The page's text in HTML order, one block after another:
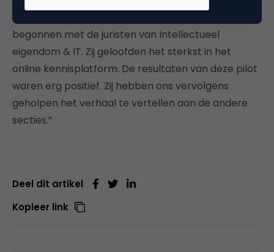
waarde van het online kennisplatform. “We zijn
begonnen met de juristen van Intellectueel
eigendom & IT. Zij geloofden het sterkst in het
online kennisplatform. De resultaten van deze pilot
waren erg positief. Zij hebben ons vervolgens
geholpen het verhaal te vertellen aan de andere
secties.”
Deel dit artikel
Kopieer link